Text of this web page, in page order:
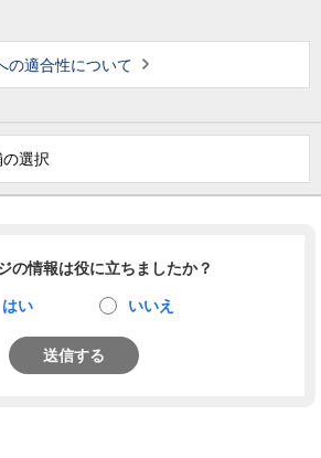
の適合性について
の選択
の情報は役に立ちましたか？
はい いいえ
送信する